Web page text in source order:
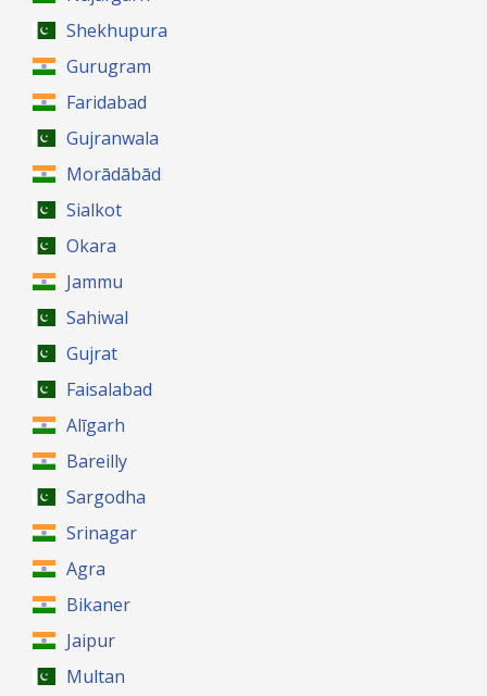
Shekhupura
Gurugram
Faridabad
Gujranwala
Morādābād
Sialkot
Okara
Jammu
Sahiwal
Gujrat
Faisalabad
Alīgarh
Bareilly
Sargodha
Srinagar
Agra
Bikaner
Jaipur
Multan